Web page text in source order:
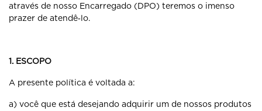
através de nosso Encarregado (DPO) teremos o imenso
prazer de atendê‐lo.
1. ESCOPO
A presente política é voltada a:
a) você que está desejando adquirir um de nossos produtos